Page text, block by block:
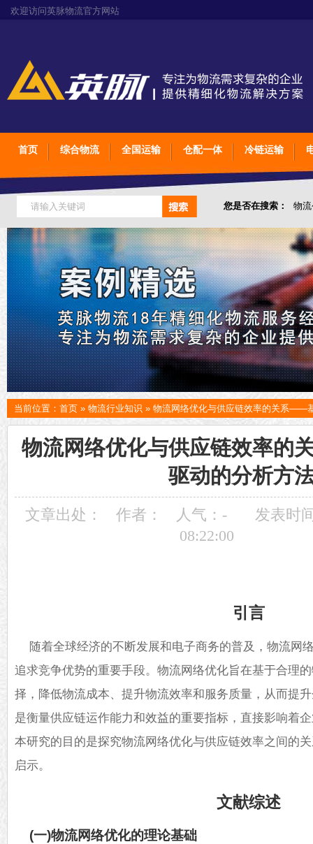
欢迎访问英脉物流官方网站
首页 综合物流 全国运输 仓配一体 冷链运输
您是否在搜索： 物
仓储综合专业定制物
当前位置： 首页 » 物流行业知识 » 物流网络优化与供应链效率的关系——
物流网络优化与供应链效率
驱动的分析方
文章出处： 作者： 人气： -
发表时
08:22:00
引言
随着全球经济的不断发展和电子商务的普及，物流网
追求竞争优势的重要手段。物流网络优化旨在基于合理
择，降低物流成本、提升物流效率和服务质量，从而提
是衡量供应链运作能力和效益的重要指标，直接影响着
本研究的目的是探究物流网络优化与供应链效率之间的
启示。
文献综述
(一)物流网络优化的理论基础